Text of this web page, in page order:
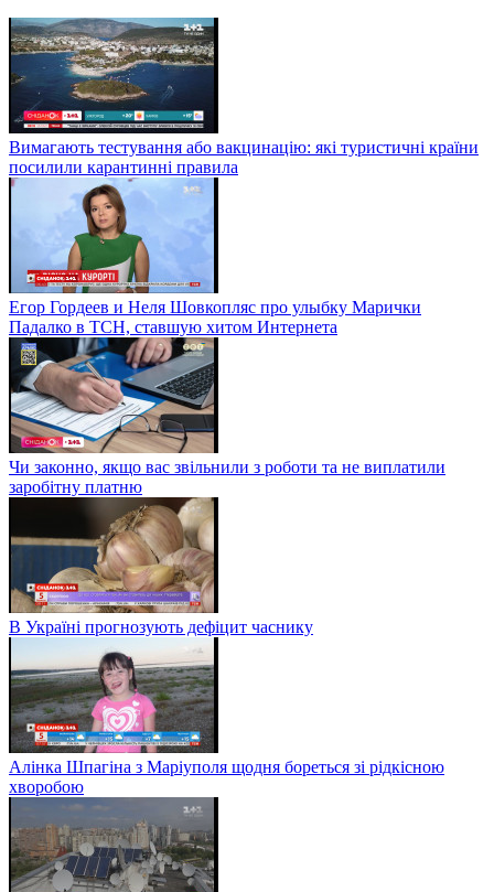
Вимагають тестування або вакцинацію: які туристичні країни
посилили карантинні правила
Егор Гордеев и Неля Шовкопляс про улыбку Марички
Падалко в ТСН, ставшую хитом Интернета
Чи законно, якщо вас звільнили з роботи та не виплатили
заробітну платню
В Україні прогнозують дефіцит часнику
Алінка Шпагіна з Маріуполя щодня бореться зі рідкісною
хворобою